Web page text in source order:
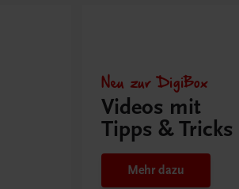
Neu zur DigiBox
Videos mit
Tipps & Tricks
Mehr dazu